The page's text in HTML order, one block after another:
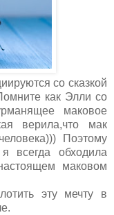
со сказкой
как Элли со
маковое
верила,что мак
Поэтому
всегда обходила
маковом
эту мечту в